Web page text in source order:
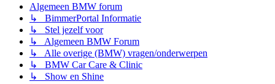
Algemeen BMW forum
↳ BimmerPortal Informatie
↳ Stel jezelf voor
↳ Algemeen BMW Forum
↳ Alle overige (BMW) vragen/onderwerpen
↳ BMW Car Care & Clinic
↳ Show en Shine